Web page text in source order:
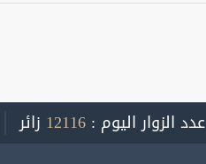
عدد الزوار اليوم : 12116 زائر